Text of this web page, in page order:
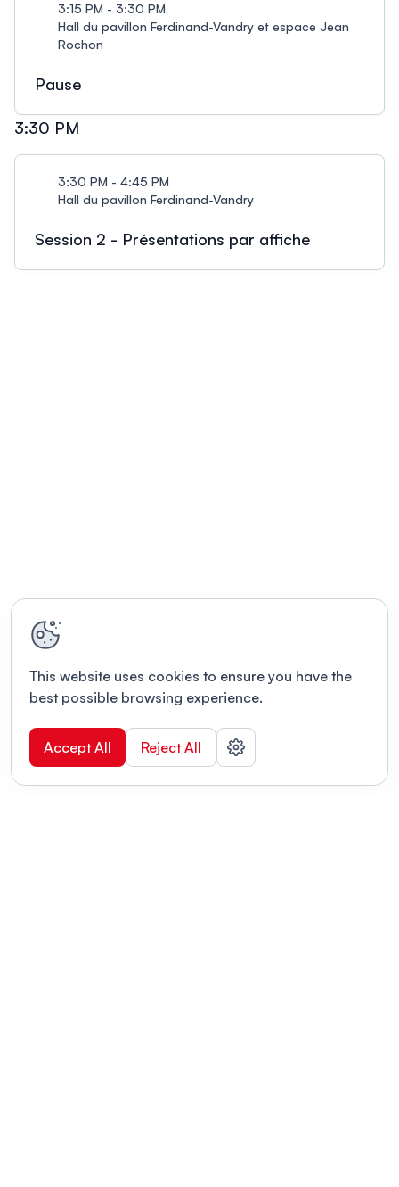
3:15 PM - 3:30 PM
Hall du pavillon Ferdinand-Vandry et espace Jean
Rochon
Pause
3:30 PM
3:30 PM - 4:45 PM
Hall du pavillon Ferdinand-Vandry
Session 2 - Présentations par affiche
This website uses cookies to ensure you have the
best possible browsing experience.
Accept All Reject All